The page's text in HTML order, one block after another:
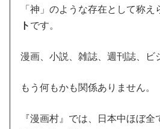
「神」のような存在として称え
ト です。
漫画、小説、雑誌、週刊誌、ビ
もう何もかも関係ありません。
『漫画村』では、日本中ほぼ